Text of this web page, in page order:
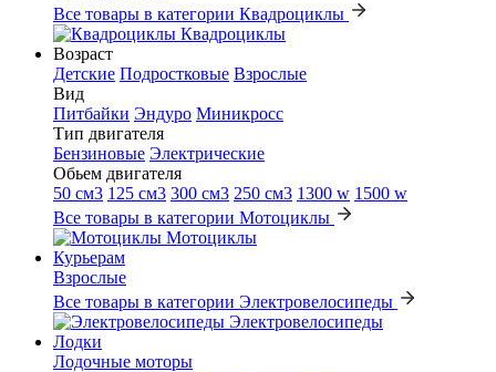
Все товары в категории Квадроциклы
Квадроциклы
Возраст
Детские Подростковые Взрослые
Вид
Питбайки Эндуро Миникросс
Тип двигателя
Бензиновые Электрические
Обьем двигателя
50 см3 125 см3 300 см3 250 см3 1300 w 1500 w
Все товары в категории Мотоциклы
Мотоциклы
Курьерам
Взрослые
Все товары в категории Электровелосипеды
Электровелосипеды
Лодки
Лодочные моторы